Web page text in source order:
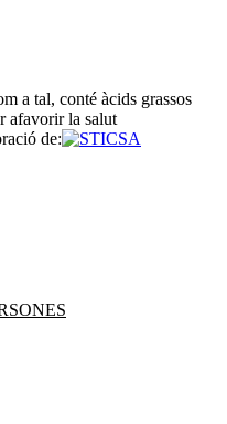
a tal, conté àcids grassos
afavorir la salut
de: